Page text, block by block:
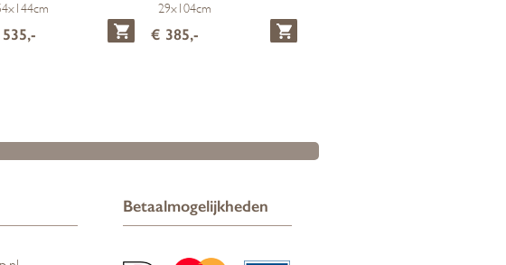
29x104cm
€ 385,-
Betaalmogelijkheden